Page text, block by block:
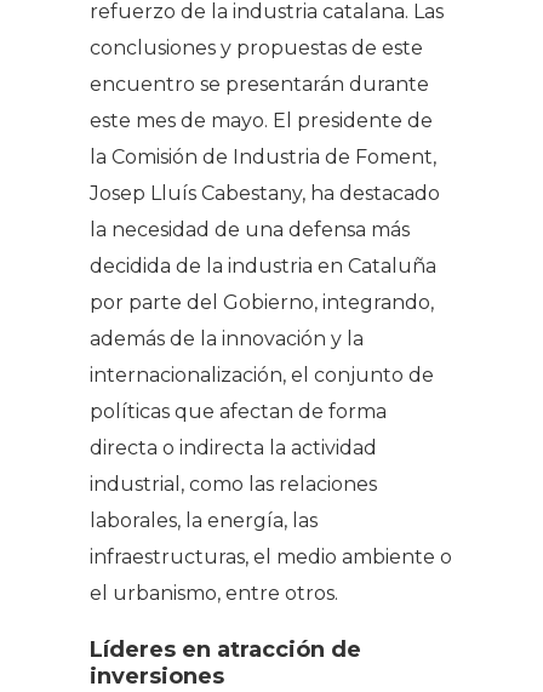
refuerzo de la industria catalana. Las
conclusiones y propuestas de este
encuentro se presentarán durante
este mes de mayo. El presidente de
la Comisión de Industria de Foment,
Josep Lluís Cabestany, ha destacado
la necesidad de una defensa más
decidida de la industria en Cataluña
por parte del Gobierno, integrando,
además de la innovación y la
internacionalización, el conjunto de
políticas que afectan de forma
directa o indirecta la actividad
industrial, como las relaciones
laborales, la energía, las
infraestructuras, el medio ambiente o
el urbanismo, entre otros.
Líderes en atracción de
inversiones